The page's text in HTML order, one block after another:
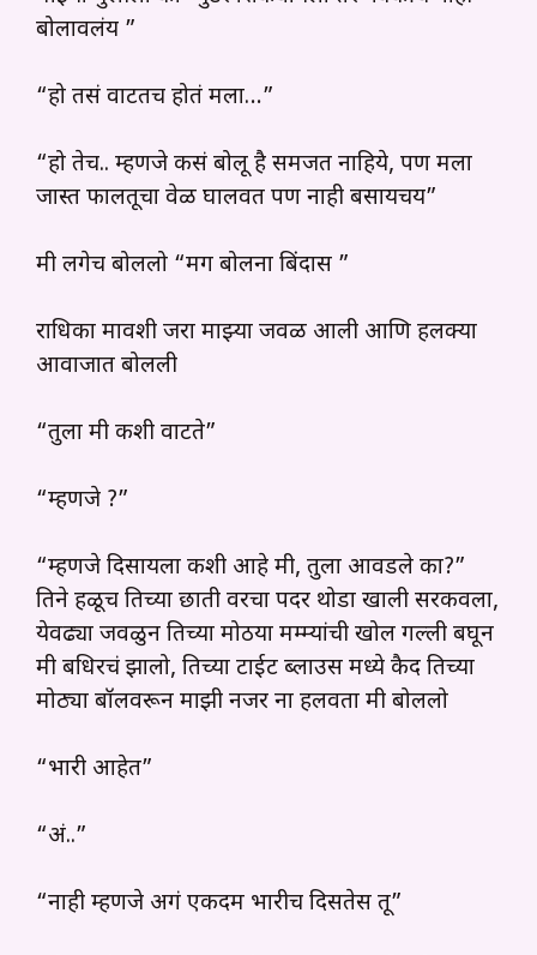
बोलावलंय ”
“हो तसं वाटतच होतं मला…”
“हो तेच.. म्हणजे कसं बोलू है समजत नाहिये, पण मला
जास्त फालतूचा वेळ घालवत पण नाही बसायचय”
मी लगेच बोललो “मग बोलना बिंदास ”
राधिका मावशी जरा माझ्या जवळ आली आणि हलक्या
आवाजात बोलली
“तुला मी कशी वाटते”
“म्हणजे ?”
“म्हणजे दिसायला कशी आहे मी, तुला आवडले का?”
तिने हळूच तिच्या छाती वरचा पदर थोडा खाली सरकवला,
येवढ्या जवळुन तिच्या मोठया मम्म्यांची खोल गल्ली बघून
मी बधिरचं झालो, तिच्या टाईट ब्लाउस मध्ये कैद तिच्या
मोठ्या बॉलवरून माझी नजर ना हलवता मी बोललो
“भारी आहेत”
“अं..”
“नाही म्हणजे अगं एकदम भारीच दिसतेस तू”